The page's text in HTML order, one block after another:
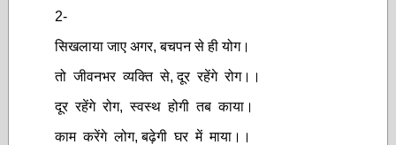
2-
सिखलाया जाए अगर, बचपन से ही योग।
तो जीवनभर व्यक्ति से, दूर रहेंगे रोग।।
दूर रहेंगे रोग, स्वस्थ होगी तब काया।
काम करेंगे लोग, बढ़ेगी घर में माया।।